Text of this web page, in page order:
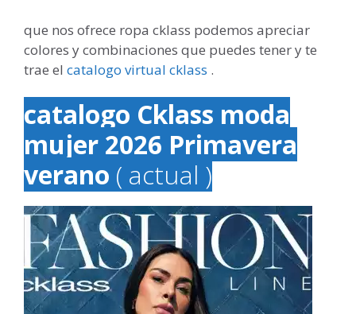
que nos ofrece ropa cklass podemos apreciar
colores y combinaciones que puedes tener y te
trae el catalogo virtual cklass .
catalogo Cklass moda
mujer 2026 Primavera
verano ( actual )